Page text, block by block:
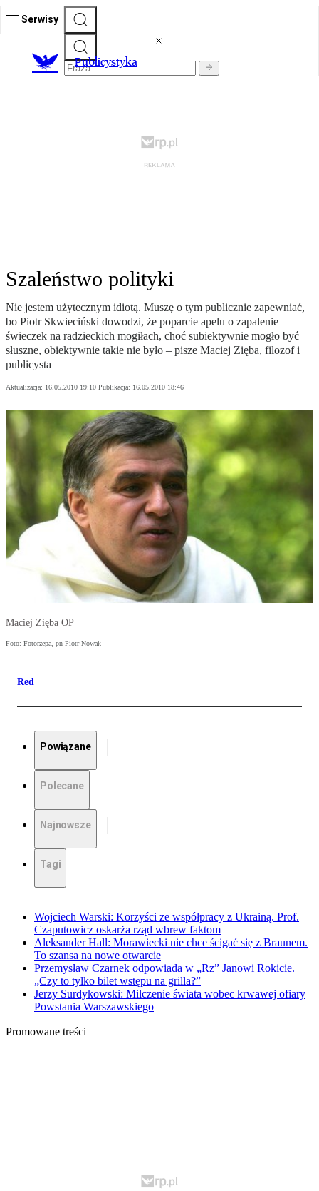
Serwisy
Publicystyka
Szaleństwo polityki
Nie jestem użytecznym idiotą. Muszę o tym publicznie zapewniać,
bo Piotr Skwieciński dowodzi, że poparcie apelu o zapalenie
świeczek na radzieckich mogiłach, choć subiektywnie mogło być
słuszne, obiektywnie takie nie było – pisze Maciej Zięba, filozof i
publicysta
Aktualizacja: 16.05.2010 19:10 Publikacja: 16.05.2010 18:46
Maciej Zięba OP
Foto: Fotorzepa, pn Piotr Nowak
Red
Powiązane
Polecane
Najnowsze
Tagi
Wojciech Warski: Korzyści ze współpracy z Ukrainą. Prof.
Czaputowicz oskarża rząd wbrew faktom
Aleksander Hall: Morawiecki nie chce ścigać się z Braunem.
To szansa na nowe otwarcie
Przemysław Czarnek odpowiada w „Rz” Janowi Rokicie.
„Czy to tylko bilet wstępu na grilla?”
Jerzy Surdykowski: Milczenie świata wobec krwawej ofiary
Powstania Warszawskiego
Promowane treści